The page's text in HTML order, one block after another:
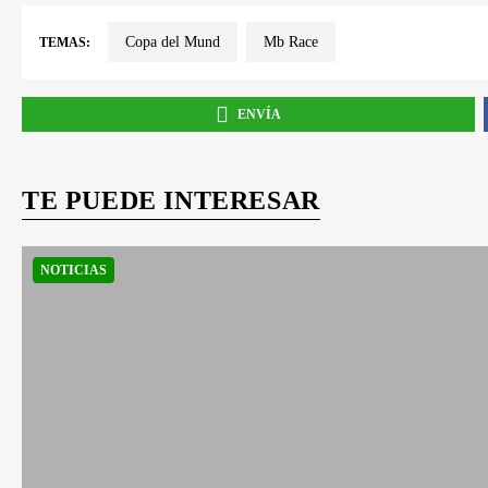
TEMAS: Copa del Mund Mb Race
ENVÍA
TE PUEDE INTERESAR
NOTICIAS